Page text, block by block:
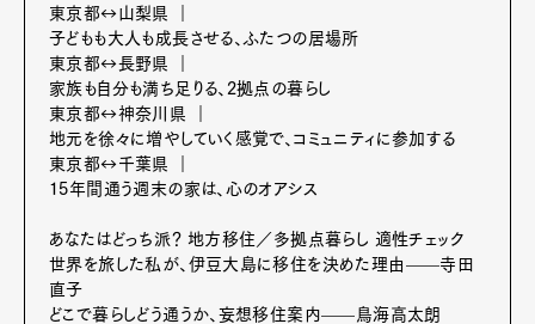
東京都↔山梨県 ｜
子どもも大人も成長させる、ふたつの居場所
東京都↔長野県 ｜
家族も自分も満ち足りる、2拠点の暮らし
東京都↔神奈川県 ｜
地元を徐々に増やしていく感覚で、コミュニティに参加する
東京都↔千葉県 ｜
15年間通う週末の家は、心のオアシス
あなたはどっち派？ 地方移住／多拠点暮らし 適性チェック
世界を旅した私が、伊豆大島に移住を決めた理由——寺田
直子
どこで暮らしどう通うか、妄想移住案内——鳥海高太朗